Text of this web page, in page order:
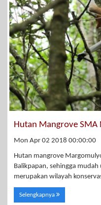
Hutan Mangrove SMA
Mon Apr 02 2018 00:00:00
Hutan mangrove
Balikpapan, sehingga
merupakan wilayah
Selengkapnya